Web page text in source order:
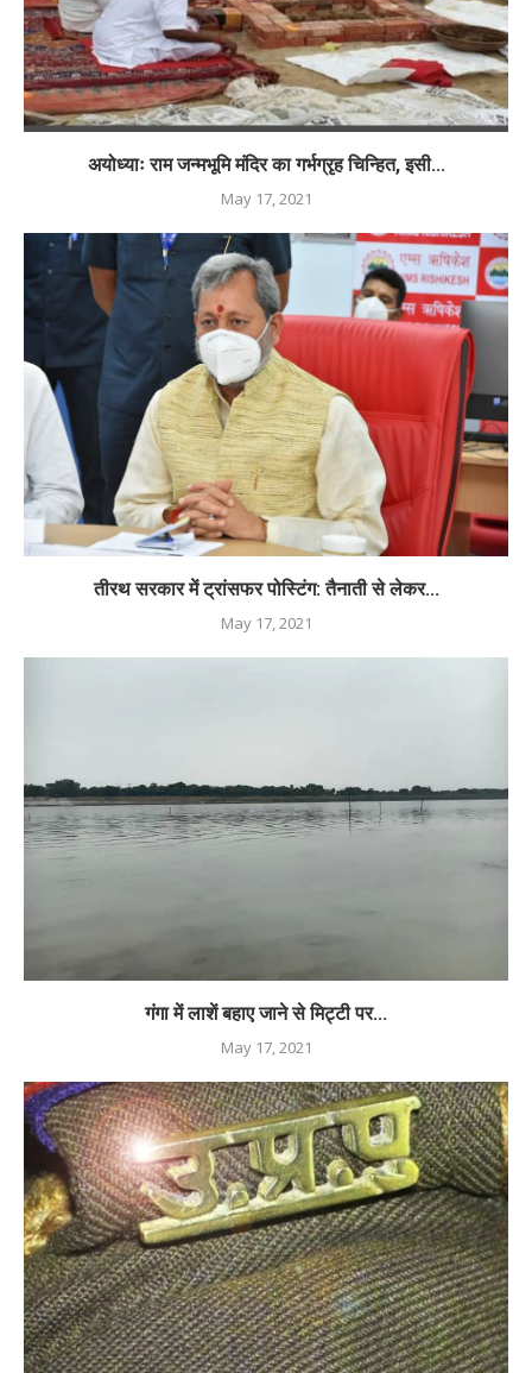
अयोध्याः राम जन्मभूमि मंदिर का गर्भग्रृह चिन्हित, इसी...
May 17, 2021
तीरथ सरकार में ट्रांसफर पोस्टिंग: तैनाती से लेकर...
May 17, 2021
गंगा में लाशें बहाए जाने से मिट्टी पर...
May 17, 2021